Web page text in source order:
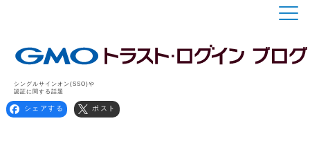
シングルサインオン(SSO)や
認証に関する話題
シェアする ポスト